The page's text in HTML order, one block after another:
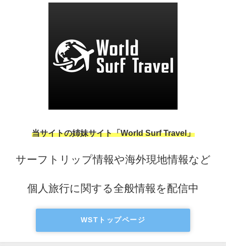
当サイトの姉妹サイト「World Surf Travel」
サーフトリップ情報や海外現地情報など
個人旅行に関する全般情報を配信中
WSTトップページ